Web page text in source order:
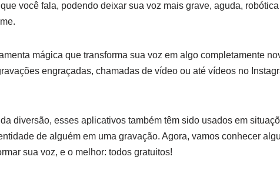
você fala, podendo deixar sua voz mais grave, aguda,
mágica que transforma sua voz em algo completamente
engraçadas, chamadas de vídeo ou até vídeos no
diversão, esses aplicativos também têm sido usados em
de alguém em uma gravação. Agora, vamos conhecer
sua voz, e o melhor: todos gratuitos!